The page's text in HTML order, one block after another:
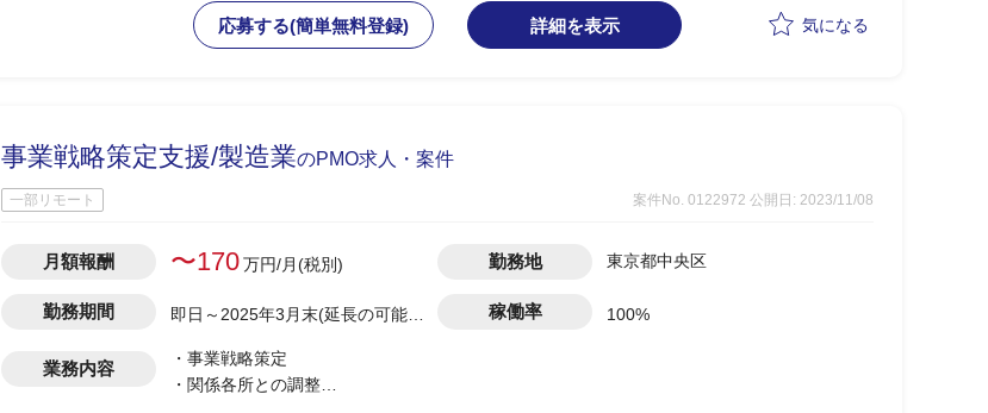
・関連するチームメンバーのタスク分割、タスク管理
・東京・岐阜の2チーム体制を前提とし、いずれか一方または両方へのアサインを想定
応募する(簡単無料登録) 詳細を表示 気になる
事業戦略策定支援/製造業のPMO求人・案件
一部リモート 案件No. 0122972 公開日: 2023/11/08
月額報酬 〜170万円/月(税別) 勤務地 東京都中央区
勤務期間
即日～2025年3月末(延長の可能性
有)
稼働率 100%
業務内容
・事業戦略策定
・関係各所との調整